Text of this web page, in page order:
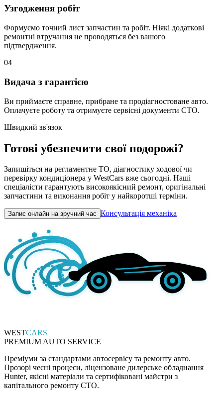
Узгодження робіт
Формуємо точний лист запчастин та робіт. Ніякі додаткові
ремонтні втручання не проводяться без вашого
підтвердження.
04
Видача з гарантією
Ви приймаєте справне, прибране та продіагностоване авто.
Оплачуєте роботу та отримуєте сервісні документи СТО.
Швидкий зв'язок
Готові убезпечити свої подорожі?
Запишіться на регламентне ТО, діагностику ходової чи
перевірку кондиціонера у WestCars вже сьогодні. Наші
спеціалісти гарантують високоякісний ремонт, оригінальні
запчастини та виконання робіт у найкоротші терміни.
Запис онлайн на зручний час Консультація механіка
WESTCARS
PREMIUM AUTO SERVICE
Преміуми за стандартами автосервісу та ремонту авто.
Прозорі чесні процеси, ліцензоване дилерське обладнання
Hunter, якісні матеріали та сертифіковані майстри з
капітального ремонту СТО.